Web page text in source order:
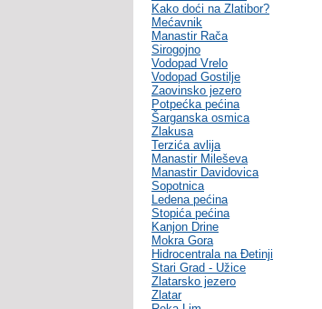
Kako doći na Zlatibor?
Mećavnik
Manastir Rača
Sirogojno
Vodopad Vrelo
Vodopad Gostilje
Zaovinsko jezero
Potpećka pećina
Šarganska osmica
Zlakusa
Terzića avlija
Manastir Mileševa
Manastir Davidovica
Sopotnica
Ledena pećina
Stopića pećina
Kanjon Drine
Mokra Gora
Hidrocentrala na Đetinji
Stari Grad - Užice
Zlatarsko jezero
Zlatar